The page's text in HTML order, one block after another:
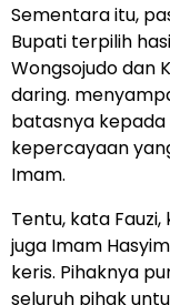
Sementara itu,
Bupati terpilih
Wongsojudo dan
daring.
batasnya
kepercayaan
Imam.
Tentu, kata
juga Imam
keris. Pihaknya
seluruh pihak